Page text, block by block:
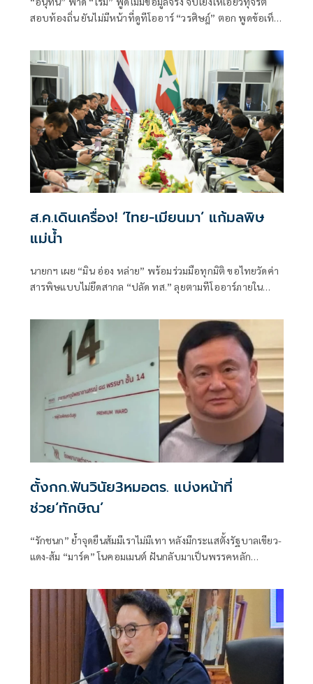
สอบท้องถิ่น ยันไม่มีหน้าที่ดูทีโออาร์ “วรศิษฎ์” ตอก พูดข้อเท็จ
ส.ค.เดินเครื่อง! ‘ไทย-เมียนมา’ แก้มลพิษ
แม่นํ้า
นายกฯ เผย “มิน อ่อง หล่าย” พร้อมร่วมมือทุกมิติ ขอไทยวัดค่า
สารพิษแบบไม่ยึดสากล “ปลัด ทส.” ลุยตามทีโออาร์ภายใน
การทูตไทยบนเวทีโลก
ตั้งกก.ฟันวินัย3หมอตร. แบ่งหน้าที่
ช่วย‘ทักษิณ’
“รักชนก” ย้ำจุดยืนส้มมีเราไม่มีเทา หลังมีกระแสตั้งรัฐบาลเขียว-
แดง-ส้ม “มาร์ค” โนคอมเมนต์ ฝันกลับมาเป็นพรรคหลัก